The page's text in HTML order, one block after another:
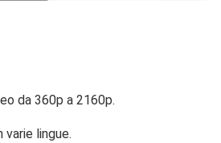
da 360p a 2160p.
lingue.